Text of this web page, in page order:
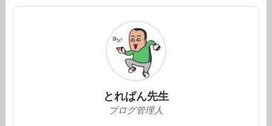
とれぱん先生
ブログ管理人